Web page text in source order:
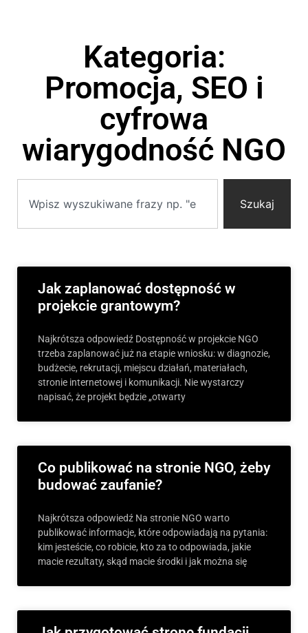
Kategoria:
Promocja, SEO i
cyfrowa
wiarygodność NGO
Szukaj
Jak zaplanować dostępność w
projekcie grantowym?
Najkrótsza odpowiedź Dostępność w projekcie NGO
trzeba zaplanować już na etapie wniosku: w diagnozie,
budżecie, rekrutacji, miejscu działań, materiałach,
stronie internetowej i komunikacji. Nie wystarczy
napisać, że projekt będzie „otwarty
Co publikować na stronie NGO, żeby
budować zaufanie?
Najkrótsza odpowiedź Na stronie NGO warto
publikować informacje, które odpowiadają na pytania:
kim jesteście, co robicie, kto za to odpowiada, jakie
macie rezultaty, skąd macie środki i jak można się